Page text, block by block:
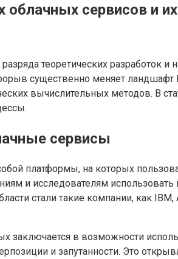
сервисов и
теоретических разработок и
существенно меняет
вычислительных методов. В
сервисы
платформы, на которых
и исследователям
стали такие компании, как
заключается в возможности
и запутанности. Это